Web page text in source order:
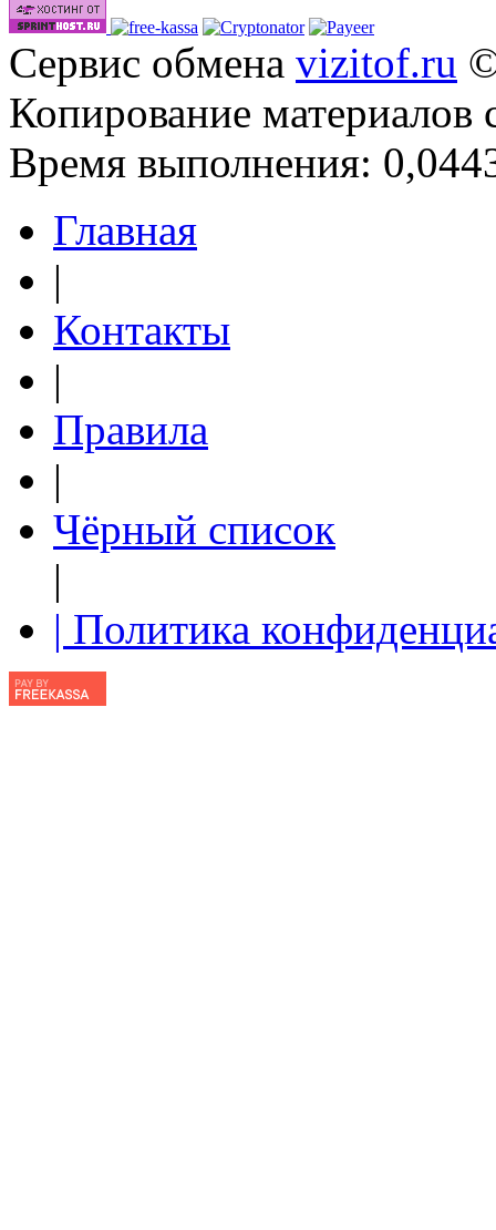
Сервис обмена vizitof.ru
Копирование материалов
Время выполнения:
Главная
|
Контакты
|
Правила
|
Чёрный список
|
| Политика